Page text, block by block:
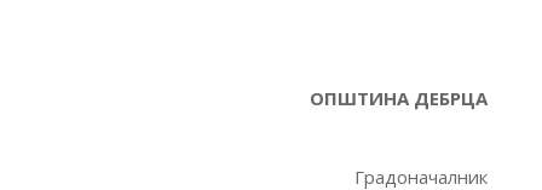
ОПШТИНА ДЕБРЦА
Градоначалник